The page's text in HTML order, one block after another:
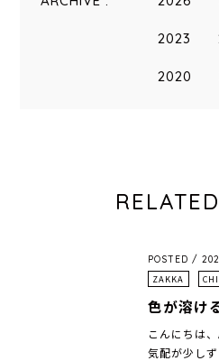
2023
2020
POSTED /
ZAKKA
色が溶け
こんにちは
気配が少し